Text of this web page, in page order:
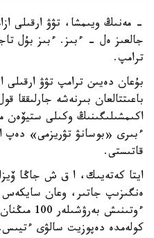
- مەنىڭ ويىمشا، تۋۋ ارقىلى
جالعىز ەل - ءبىز. ءبىز بۇل
ترامپ.
بۇعان دەيىن ترامپ تۋۋ ارقىلى
باعىتتالعان بىرنەشە جارلىققا
اكىمشىلىگىنىڭ وكىلى ستيۆەن
ءبىرى «بوسانۋ تۋريزمى» دەپ
قاتىستى.
ايتا كەتەيىك، ا ق ش جاڭا
ەنگىزىپ جاتىر، وعان سايكەس
كولەمدە دەپوزيت سالۋى ءتيىس.